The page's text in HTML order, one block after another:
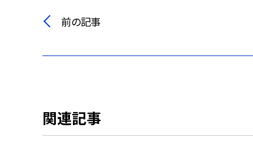
前の記事
関連記事